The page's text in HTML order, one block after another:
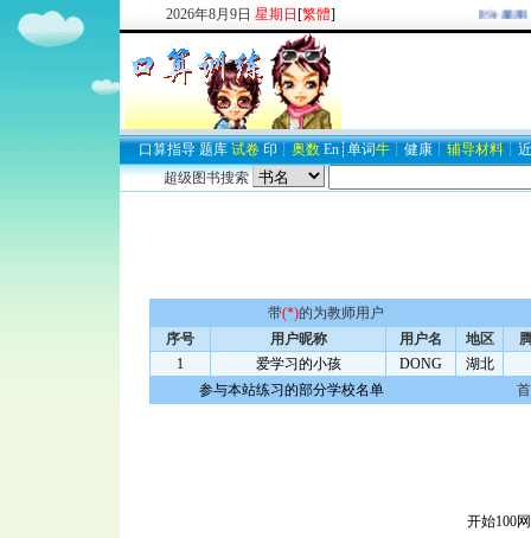
2026年8月 9日 星期日 [繁體] 欢迎新注册用
口算指导 题库 试卷 印 ┊ 奥数 En ┊ 单词牛 ┊ 健康 ┊ 辅导材料 ┊
超级图书搜索
带(*)的为教师用户
序号
用户昵称 用户名 地区
1
爱学习的小孩 DONG
湖北
参与本站练习的部分学校名单
开始100